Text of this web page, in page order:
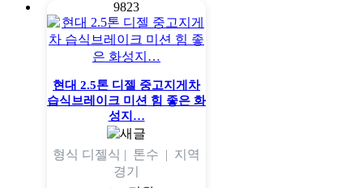
9823
현대 2.5톤 디젤 중고지게차
습식브레이크 미션 힘 좋은 화
성지…
형식 디젤식 | 톤수 | 지역
경기